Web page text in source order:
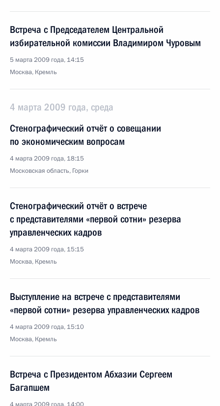
Встреча с Председателем Центральной
избирательной комиссии Владимиром Чуровым
5 марта 2009 года, 14:15
Москва, Кремль
4 марта 2009 года, среда
Стенографический отчёт о совещании
по экономическим вопросам
4 марта 2009 года, 18:15
Московская область, Горки
Стенографический отчёт о встрече
с представителями «первой сотни» резерва
управленческих кадров
4 марта 2009 года, 15:15
Москва, Кремль
Выступление на встрече с представителями
«первой сотни» резерва управленческих кадров
4 марта 2009 года, 15:10
Москва, Кремль
Встреча с Президентом Абхазии Сергеем
Багапшем